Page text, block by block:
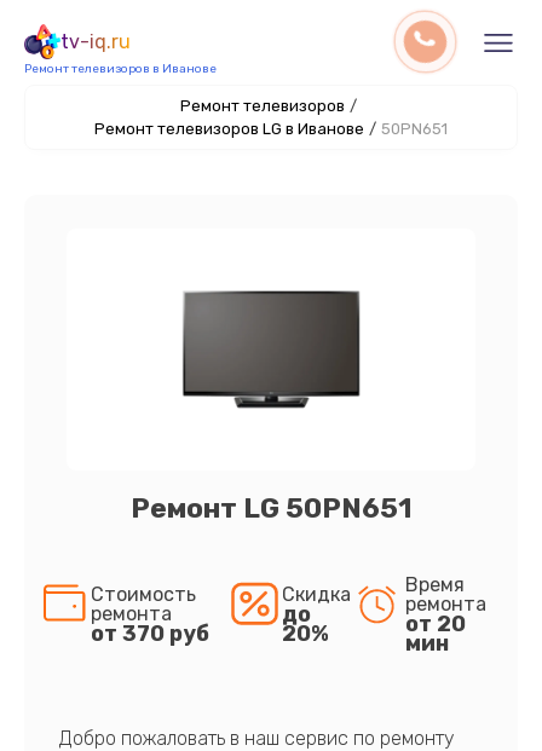
tv-iq.ru
Ремонт телевизоров в Иванове
Ремонт телевизоров /
Ремонт телевизоров LG в Иванове / 50PN651
Ремонт LG 50PN651
Стоимость
ремонта
от 370 руб
Скидка
до
20%
Время
ремонта
от 20
мин
Добро пожаловать в наш сервис по ремонту